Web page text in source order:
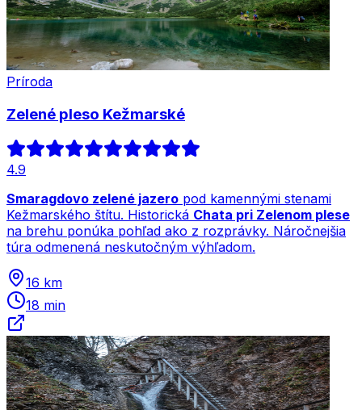
Príroda
Zelené pleso Kežmarské
4.9
Smaragdovo zelené jazero pod kamennými stenami
Kežmarského štítu. Historická Chata pri Zelenom plese
na brehu ponúka pohľad ako z rozprávky. Náročnejšia
túra odmenená neskutočným výhľadom.
16 km
18 min